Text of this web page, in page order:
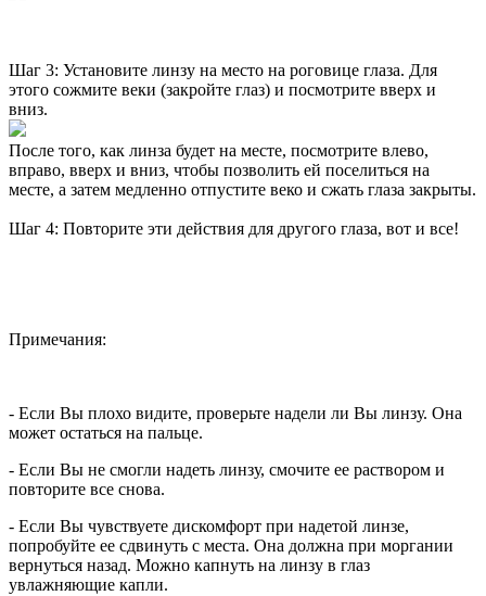
Шаг 3: Установите линзу на место на роговице глаза. Для
этого сожмите веки (закройте глаз) и посмотрите вверх и
вниз.
После того, как линза будет на месте, посмотрите влево,
вправо, вверх и вниз, чтобы позволить ей поселиться на
месте, а затем медленно отпустите веко и сжать глаза закрыты.
Шаг 4: Повторите эти действия для другого глаза, вот и все!
Примечания:
- Если Вы плохо видите, проверьте надели ли Вы линзу. Она
может остаться на пальце.
- Если Вы не смогли надеть линзу, смочите ее раствором и
повторите все снова.
- Если Вы чувствуете дискомфорт при надетой линзе,
попробуйте ее сдвинуть с места. Она должна при моргании
вернуться назад. Можно капнуть на линзу в глаз
увлажняющие капли.